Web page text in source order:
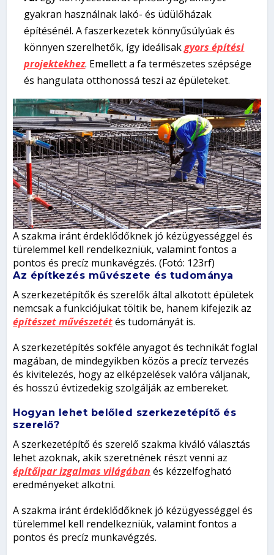
gyakran használnak lakó- és üdülőházak
építésénél. A faszerkezetek könnyűsúlyúak és
könnyen szerelhetők, így ideálisakgyors építési
projektekhez. Emellett a fa természetes szépsége
és hangulata otthonossá teszi az épületeket.
A szakma iránt érdeklődőknek jó kézügyességgel és
türelemmel kell rendelkezniük, valamint fontos a
pontos és precíz munkavégzés. (Fotó: 123rf)
Az építkezés művészete és tudománya
A szerkezetépítők és szerelők által alkotott épületek
nemcsak a funkciójukat töltik be, hanem kifejezik az
építészet művészetétés tudományát is.
A szerkezetépítés sokféle anyagot és technikát foglal
magában, de mindegyikben közös a precíz tervezés
és kivitelezés, hogy az elképzelések valóra váljanak,
és hosszú évtizedekig szolgálják az embereket.
Hogyan lehet belőled szerkezetépítő és
szerelő?
A szerkezetépítő és szerelő szakma kiváló választás
lehet azoknak, akik szeretnének részt venni az
építőipar izgalmas világában és kézzelfogható
eredményeket alkotni.
A szakma iránt érdeklődőknek jó kézügyességgel és
türelemmel kell rendelkezniük, valamint fontos a
pontos és precíz munkavégzés.